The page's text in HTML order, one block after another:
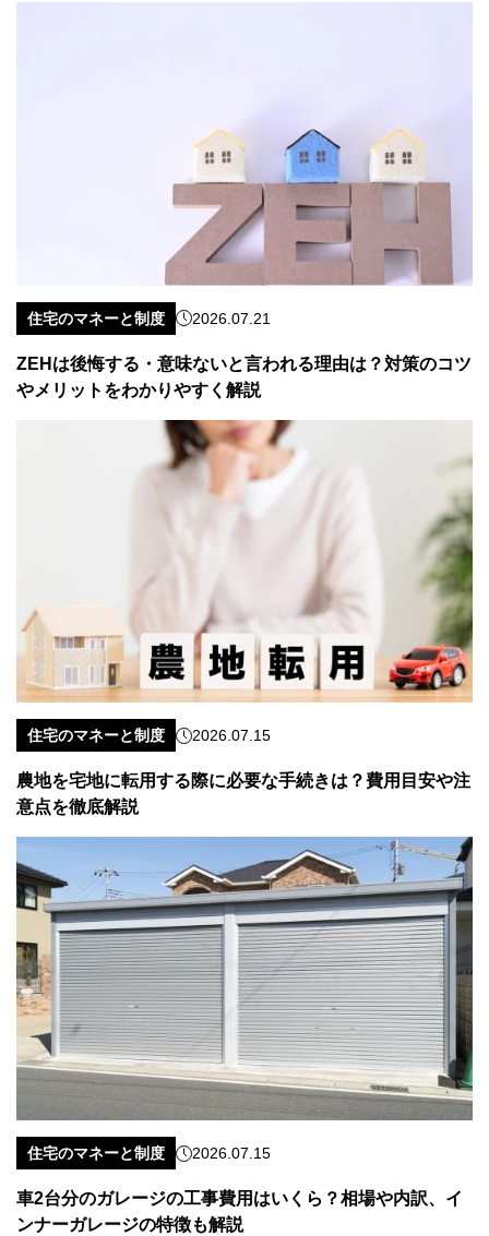
住宅のマネーと制度 2026.07.21
ZEHは後悔する・意味ないと言われる理由は？対策のコツ
やメリットをわかりやすく解説
住宅のマネーと制度 2026.07.15
農地を宅地に転用する際に必要な手続きは？費用目安や注
意点を徹底解説
住宅のマネーと制度 2026.07.15
車2台分のガレージの工事費用はいくら？相場や内訳、イ
ンナーガレージの特徴も解説